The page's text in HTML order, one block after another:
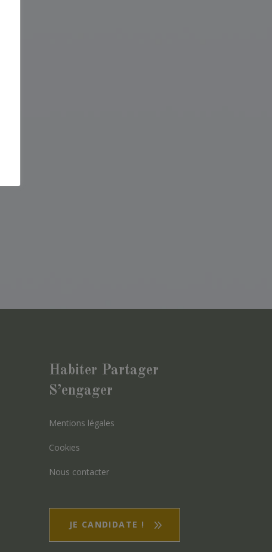
Habiter Partager
S’engager
Mentions légales
Cookies
Nous contacter
JE CANDIDATE !